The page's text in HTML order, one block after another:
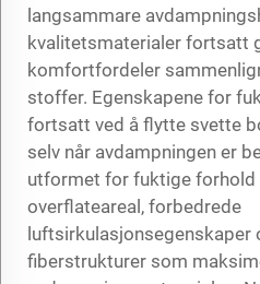
langsammare
kvalitetsmaterialer fortsatt
komfortfordeler
stoffer. Egenskapene for
fortsatt ved å flytte svette
selv når avdampningen er
utformet for fuktige forhold
overflateareal, forbedrede
luftsirkulasjonsegenskaper
fiberstrukturer som